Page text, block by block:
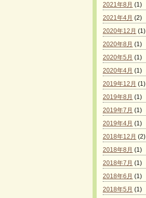
2021年8月 (1)
2021年4月 (2)
2020年12月 (1)
2020年8月 (1)
2020年5月 (1)
2020年4月 (1)
2019年12月 (1)
2019年8月 (1)
2019年7月 (1)
2019年4月 (1)
2018年12月 (2)
2018年8月 (1)
2018年7月 (1)
2018年6月 (1)
2018年5月 (1)